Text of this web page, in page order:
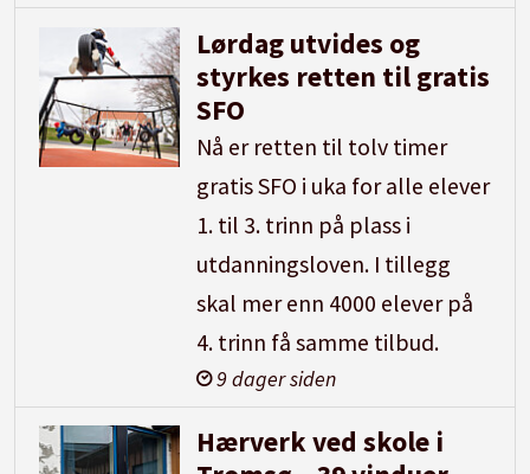
Lørdag utvides og
styrkes retten til gratis
SFO
Nå er retten til tolv timer
gratis SFO i uka for alle elever
1. til 3. trinn på plass i
utdanningsloven. I tillegg
skal mer enn 4000 elever på
4. trinn få samme tilbud.
9 dager siden
Hærverk ved skole i